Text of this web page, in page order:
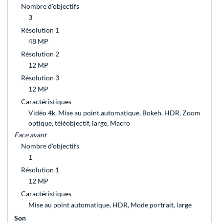
Nombre d'objectifs
3
Résolution 1
48 MP
Résolution 2
12 MP
Résolution 3
12 MP
Caractéristiques
Vidéo 4k, Mise au point automatique, Bokeh, HDR, Zoom
optique, téléobjectif, large, Macro
Face avant
Nombre d'objectifs
1
Résolution 1
12 MP
Caractéristiques
Mise au point automatique, HDR, Mode portrait, large
Son